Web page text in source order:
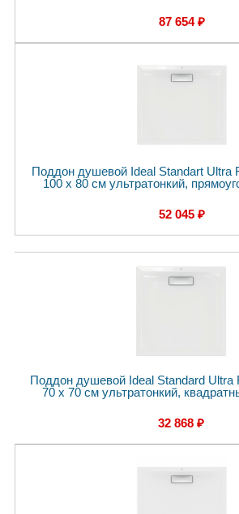
87 654 ₽
Поддон душевой Ideal Standart Ultra
100 x 80 см ультратонкий,
52 045 ₽
Поддон душевой Ideal Standard Ultra
70 x 70 см ультратонкий,
32 868 ₽